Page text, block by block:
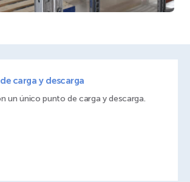
carga y descarga
un único punto de carga y descarga.